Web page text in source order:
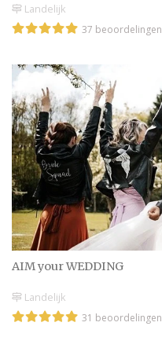
Landelijk
37 beoordelingen
AIM your WEDDING
Landelijk
31 beoordelingen